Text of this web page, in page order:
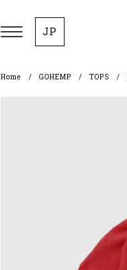
JP
Home GOHEMP TOPS